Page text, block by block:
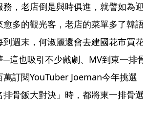
務，老店倒是與時俱進，就譬如為迎
愈多的觀光客，老店的菜單多了韓語
到週末，何淑麗還會去建國花市買花
這也吸引不少戲劇、MV到東一排骨
訂閱YouTuber Joeman今年挑選
排骨飯大對決」時，都將東一排骨選